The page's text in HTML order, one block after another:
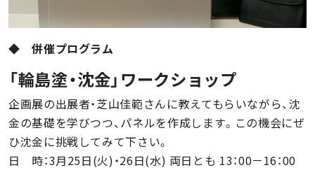
◆ 併催プログラム
「輪島塗・沈金」ワークショップ
企画展の出展者・芝山佳範さんに教えてもらいながら、沈
金の基礎を学びつつ、パネルを作成します。この機会にぜ
ひ沈金に挑戦してみて下さい。
日 時：3月25日(火)・26日(水) 両日とも 13：00－16：00